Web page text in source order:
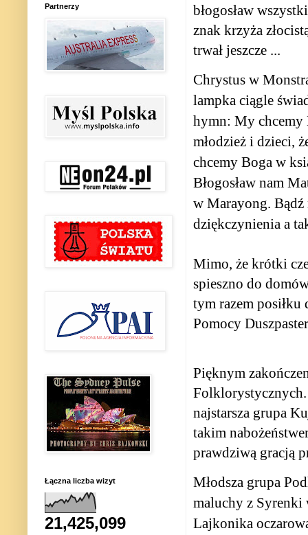
błogosław
znak krzyża
trwał jeszcze ...
Chrystus w
lampka ciągle
hymn: My chcemy
młodzież i dzieci,
chcemy Boga w
Błogosław nam
w Marayong. Bądź
dziękczynienia a
Mimo, że krótki
spieszno do
tym razem posiłku
Pomocy
Pięknym
Folklorystycznych.
najstarsza grupa
takim
prawdziwą gracją
Młodsza grupa
maluchy z Syrenki
Lajkonika
Partnerzy
Łączna liczba wizyt
21,425,099